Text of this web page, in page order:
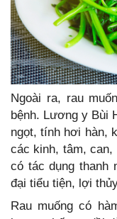
Ngoài ra, rau
bệnh. Lương y Bùi
ngọt, tính hơi hàn,
các kinh, tâm,
có tác dụng thanh
đại tiểu tiện, lợi
Rau muống có